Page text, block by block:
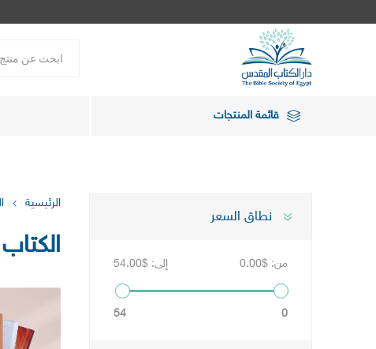
قائمة المنتجات
الرئيسية
نطاق السعر
من: $0.00 إلى: $54.00
0
54